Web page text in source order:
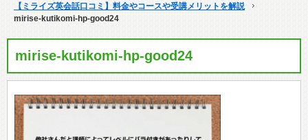
【ミライズ英会話口コミ】料金やコースや受講メリットを解説
mirise-kutikomi-hp-good24
mirise-kutikomi-hp-good24